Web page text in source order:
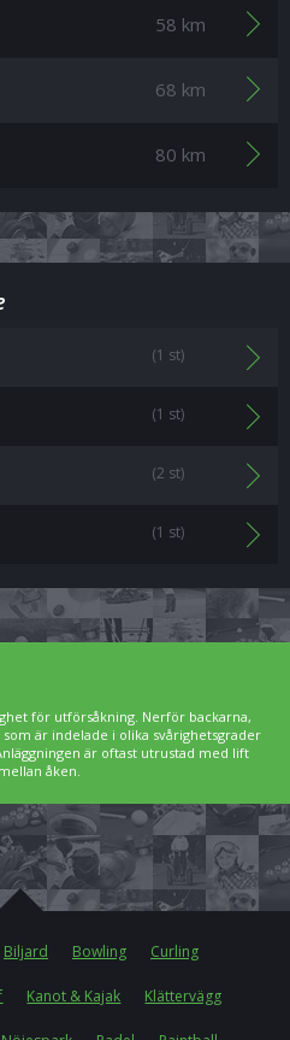
58 km
68 km
80 km
(1 st)
(1 st)
(2 st)
(1 st)
för utförsåkning. Nerför backarna,
är indelade i olika svårighetsgrader
är oftast utrustad med lift
åken.
Biljard Bowling Curling
Kanot & Kajak Klättervägg